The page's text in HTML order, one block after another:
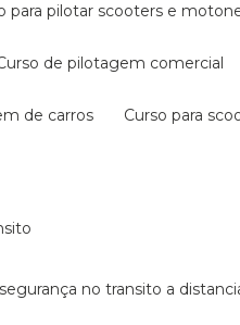
para pilotar scooters e
curso de pilotagem comercial
de carros curso para
segurança no transito a